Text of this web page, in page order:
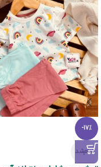
-17%
تمام‌شد